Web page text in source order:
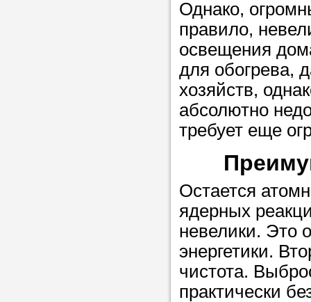
советам,
репетитора
заявку на
то в поле
укажите как
чтобы мы
самого
репетитора.
Однако,
правило,
освещения
для обогрева,
хозяйств,
абсолютно
требует еще
Остается
ядерных
невелики. Это
энергетики.
чистота.
практически